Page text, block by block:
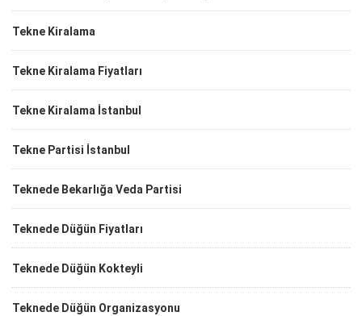
Tekne Kiralama
Tekne Kiralama Fiyatları
Tekne Kiralama İstanbul
Tekne Partisi İstanbul
Teknede Bekarlığa Veda Partisi
Teknede Düğün Fiyatları
Teknede Düğün Kokteyli
Teknede Düğün Organizasyonu